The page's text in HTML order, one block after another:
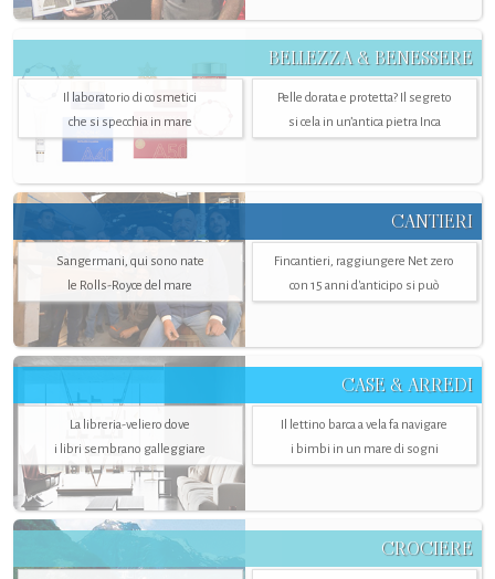
BELLEZZA & BENESSERE
Il laboratorio di cosmetici
che si specchia in mare
Pelle dorata e protetta? Il segreto
si cela in un’antica pietra Inca
CANTIERI
Sangermani, qui sono nate
le Rolls-Royce del mare
Fincantieri, raggiungere Net zero
con 15 anni d'anticipo si può
CASE & ARREDI
La libreria-veliero dove
i libri sembrano galleggiare
Il lettino barca a vela fa navigare
i bimbi in un mare di sogni
CROCIERE